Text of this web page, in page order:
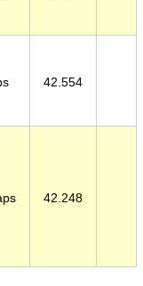
42.554
42.248